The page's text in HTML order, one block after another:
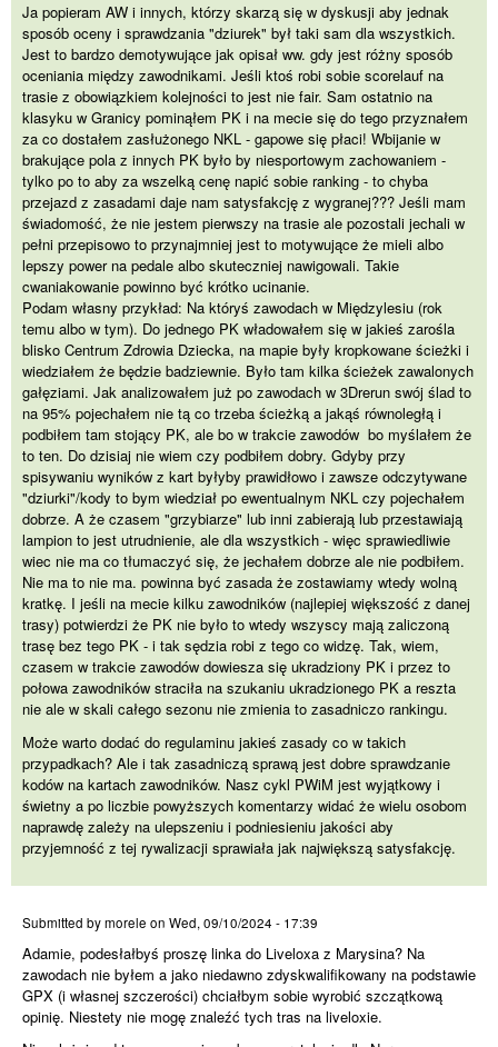
Ja popieram AW i innych, którzy skarzą się w dyskusji aby jednak
sposób oceny i sprawdzania "dziurek" był taki sam dla wszystkich.
Jest to bardzo demotywujące jak opisał ww. gdy jest różny sposób
oceniania między zawodnikami. Jeśli ktoś robi sobie scorelauf na
trasie z obowiązkiem kolejności to jest nie fair. Sam ostatnio na
klasyku w Granicy pominąłem PK i na mecie się do tego przyznałem
za co dostałem zasłużonego NKL - gapowe się płaci! Wbijanie w
brakujące pola z innych PK było by niesportowym zachowaniem -
tylko po to aby za wszelką cenę napić sobie ranking - to chyba
przejazd z zasadami daje nam satysfakcję z wygranej??? Jeśli mam
świadomość, że nie jestem pierwszy na trasie ale pozostali jechali w
pełni przepisowo to przynajmniej jest to motywujące że mieli albo
lepszy power na pedale albo skuteczniej nawigowali. Takie
cwaniakowanie powinno być krótko ucinanie.
Podam własny przykład: Na któryś zawodach w Międzylesiu (rok
temu albo w tym). Do jednego PK władowałem się w jakieś zarośla
blisko Centrum Zdrowia Dziecka, na mapie były kropkowane ścieżki i
wiedziałem że będzie badziewnie. Było tam kilka ścieżek zawalonych
gałęziami. Jak analizowałem już po zawodach w 3Drerun swój ślad to
na 95% pojechałem nie tą co trzeba ścieżką a jakąś równoległą i
podbiłem tam stojący PK, ale bo w trakcie zawodów bo myślałem że
to ten. Do dzisiaj nie wiem czy podbiłem dobry. Gdyby przy
spisywaniu wyników z kart byłyby prawidłowo i zawsze odczytywane
"dziurki"/kody to bym wiedział po ewentualnym NKL czy pojechałem
dobrze. A że czasem "grzybiarze" lub inni zabierają lub przestawiają
lampion to jest utrudnienie, ale dla wszystkich - więc sprawiedliwie
wiec nie ma co tłumaczyć się, że jechałem dobrze ale nie podbiłem.
Nie ma to nie ma. powinna być zasada że zostawiamy wtedy wolną
kratkę. I jeśli na mecie kilku zawodników (najlepiej większość z danej
trasy) potwierdzi że PK nie było to wtedy wszyscy mają zaliczoną
trasę bez tego PK - i tak sędzia robi z tego co widzę. Tak, wiem,
czasem w trakcie zawodów dowiesza się ukradziony PK i przez to
połowa zawodników straciła na szukaniu ukradzionego PK a reszta
nie ale w skali całego sezonu nie zmienia to zasadniczo rankingu.
Może warto dodać do regulaminu jakieś zasady co w takich
przypadkach? Ale i tak zasadniczą sprawą jest dobre sprawdzanie
kodów na kartach zawodników. Nasz cykl PWiM jest wyjątkowy i
świetny a po liczbie powyższych komentarzy widać że wielu osobom
naprawdę zależy na ulepszeniu i podniesieniu jakości aby
przyjemność z tej rywalizacji sprawiała jak największą satysfakcję.
Adamie, podesłałbyś proszę
Submitted bymorele on Wed, 09/10/2024 - 17:39
Adamie, podesłałbyś proszę linka do Liveloxa z Marysina? Na
zawodach nie byłem a jako niedawno zdyskwalifikowany na podstawie
GPX (i własnej szczerości) chciałbym sobie wyrobić szczątkową
opinię. Niestety nie mogę znaleźć tych tras na liveloxie.